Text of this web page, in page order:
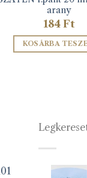
arany
184Ft
KOSÁRBA